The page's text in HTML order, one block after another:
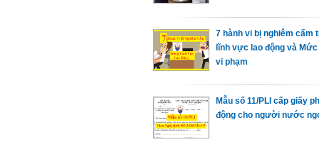
7 hành vi bị nghiêm cấm
lĩnh vực lao động và Mức
vi phạm
Mẫu số 11/PLI cấp giấy
động cho người nước